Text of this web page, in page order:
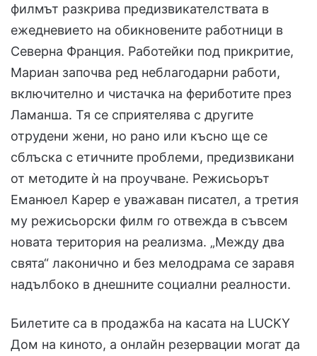
филмът разкрива предизвикателствата в
ежедневието на обикновените работници в
Северна Франция. Работейки под прикритие,
Мариан започва ред неблагодарни работи,
включително и чистачка на фериботите през
Ламанша. Тя се сприятелява с другите
отрудени жени, но рано или късно ще се
сблъска с етичните проблеми, предизвикани
от методите ѝ на проучване. Режисьорът
Еманюел Карер е уважаван писател, а третия
му режисьорски филм го отвежда в съвсем
новата територия на реализма. „Между два
свята“ лаконично и без мелодрама се заравя
надълбоко в днешните социални реалности.
Билетите са в продажба на касата на LUCKY
Дом на киното, а онлайн резервации могат да